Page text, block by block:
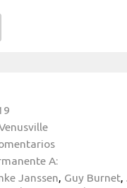
A:
Janssen, Guy Burnet,